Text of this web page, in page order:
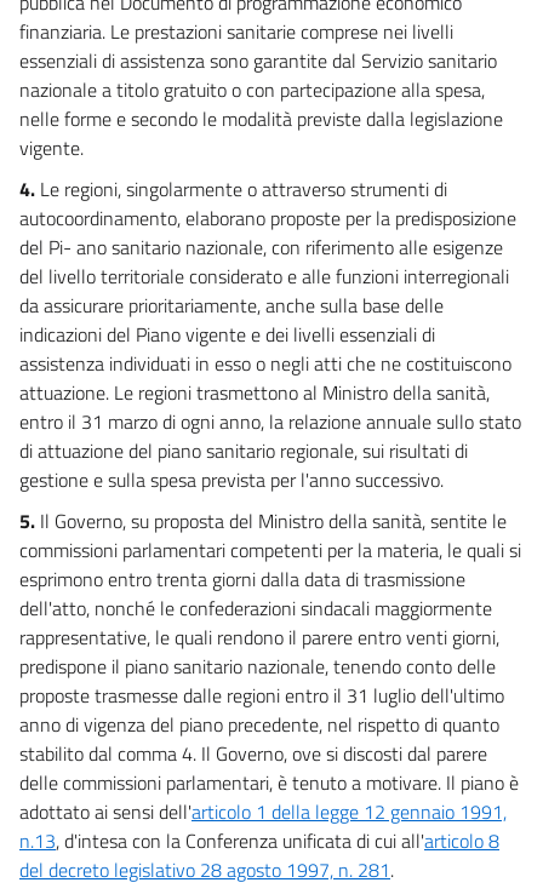
15 decies
15 undecies
15 duodecies
15 quaterdecies
16
16 bis
16 ter
16 quater
16 quinquies
16 sexies
17
17 bis
TITOLO VI
NORME FINALI E TRANSITORIE
18
19
19 bis
19 ter
19 quater
19 quinquies
19 sexies
20
finanziaria. Le prestazioni sanitarie comprese nei livelli
essenziali di assistenza sono garantite dal Servizio sanitario
nazionale a titolo gratuito o con partecipazione alla spesa,
nelle forme e secondo le modalità previste dalla legislazione
vigente.
4. Le regioni, singolarmente o attraverso strumenti di
autocoordinamento, elaborano proposte per la predisposizione
del Pi- ano sanitario nazionale, con riferimento alle esigenze
del livello territoriale considerato e alle funzioni interregionali
da assicurare prioritariamente, anche sulla base delle
indicazioni del Piano vigente e dei livelli essenziali di
assistenza individuati in esso o negli atti che ne costituiscono
attuazione. Le regioni trasmettono al Ministro della sanità,
entro il 31 marzo di ogni anno, la relazione annuale sullo stato
di attuazione del piano sanitario regionale, sui risultati di
gestione e sulla spesa prevista per l'anno successivo.
5. Il Governo, su proposta del Ministro della sanità, sentite le
commissioni parlamentari competenti per la materia, le quali si
esprimono entro trenta giorni dalla data di trasmissione
dell'atto, nonché le confederazioni sindacali maggiormente
rappresentative, le quali rendono il parere entro venti giorni,
predispone il piano sanitario nazionale, tenendo conto delle
proposte trasmesse dalle regioni entro il 31 luglio dell'ultimo
anno di vigenza del piano precedente, nel rispetto di quanto
stabilito dal comma 4. Il Governo, ove si discosti dal parere
delle commissioni parlamentari, è tenuto a motivare. Il piano è
adottato ai sensi dell'articolo 1 della legge 12 gennaio 1991,
n.13, d'intesa con la Conferenza unificata di cui all'articolo 8
del decreto legislativo 28 agosto 1997, n. 281.